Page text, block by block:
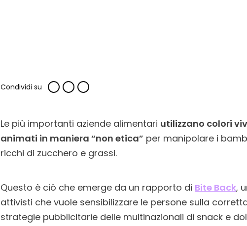
Condividi su
Le più importanti aziende alimentari utilizzano colori
animati in maniera “non etica” per manipolare i
ricchi di zucchero e grassi.
Questo è ciò che emerge da un rapporto di Bite Back,
attivisti che vuole sensibilizzare le persone sulla
strategie pubblicitarie delle multinazionali di snack e